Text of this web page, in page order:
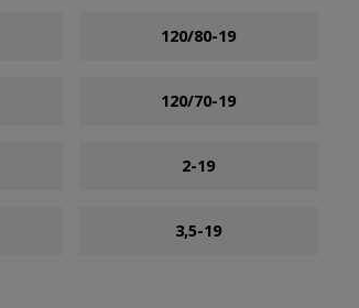
120/80-19
120/70-19
2-19
3,5-19